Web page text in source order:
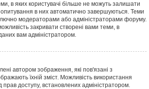
в яких користувачі більше не можуть залишати
опитування в них автоматично завершуються. Теми
модераторами або адміністраторами форуму.
закривати створені вами теми, в
вам адміністратором.
автором зображення, які пов'язані з
їхній зміст. Можливість використання
прав доступу, встановлених адміністратором.